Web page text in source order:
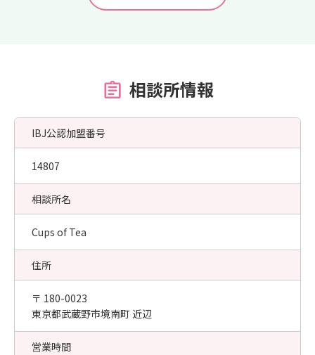
相談所情報
IBJ公認加盟番号
14807
相談所名
Cups of Tea
住所
〒 180-0023
東京都武蔵野市境南町 近辺
営業時間